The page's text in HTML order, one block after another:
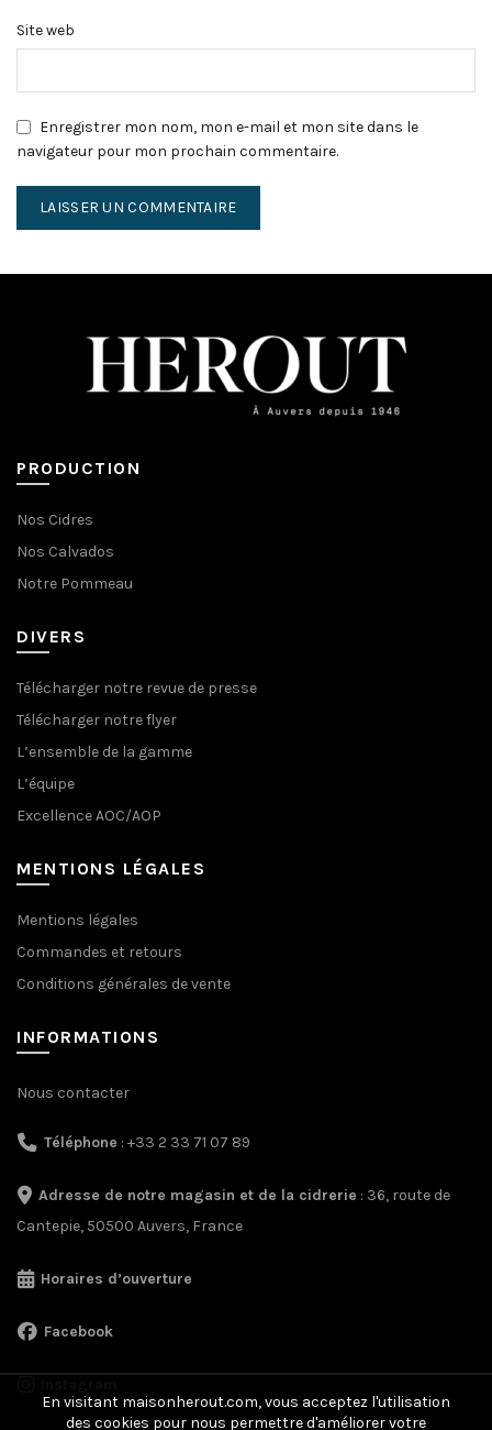
Site web
Enregistrer mon nom, mon e-mail et mon site dans le
navigateur pour mon prochain commentaire.
PRODUCTION
Nos Cidres
Nos Calvados
Notre Pommeau
DIVERS
Télécharger notre revue de presse
Télécharger notre flyer
L’ensemble de la gamme
L’équipe
Excellence AOC/AOP
MENTIONS LÉGALES
Mentions légales
Commandes et retours
Conditions générales de vente
INFORMATIONS
Nous contacter
Téléphone : +33 2 33 71 07 89
Adresse de notre magasin et de la cidrerie : 36, route de
Cantepie, 50500 Auvers, France
Horaires d’ouverture
Facebook
En visitant maisonherout.com, vous acceptez l'utilisation
des cookies pour nous permettre d'améliorer votre